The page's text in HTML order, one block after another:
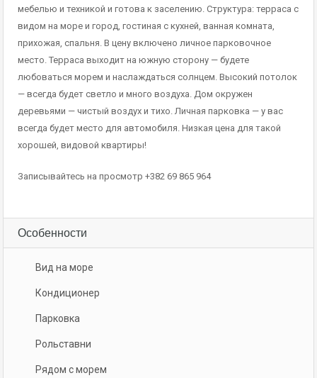
мебелью и техникой и готова к заселению. Структура: терраса с
видом на море и город, гостиная с кухней, ванная комната,
прихожая, спальня. В цену включено личное парковочное
место. Терраса выходит на южную сторону — будете
любоваться морем и наслаждаться солнцем. Высокий потолок
— всегда будет светло и много воздуха. Дом окружен
деревьями — чистый воздух и тихо. Личная парковка — у вас
всегда будет место для автомобиля. Низкая цена для такой
хорошей, видовой квартиры!
Записывайтесь на просмотр +382 69 865 964
Особенности
Вид на море
Кондиционер
Парковка
Рольставни
Рядом с морем